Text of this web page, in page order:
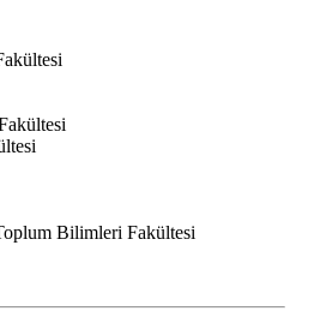
Bilimleri Fakültesi